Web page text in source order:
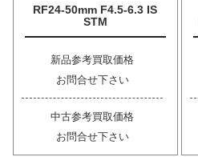
RF24-50mm F4.5-6.3 IS
STM
新品参考買取価格
お問合せ下さい
中古参考買取価格
お問合せ下さい